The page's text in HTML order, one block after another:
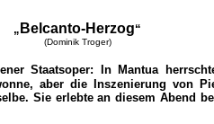
„ Belcanto-Herzog“
(Dominik Troger)
Staatsoper: In Mantua
aber die Inszenierung von
Sie erlebte an diesem Abend